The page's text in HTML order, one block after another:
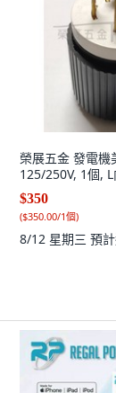
榮展五金 發電機
125/250V, 1個,
$350
($350.00/1個)
8/12 星期三 預